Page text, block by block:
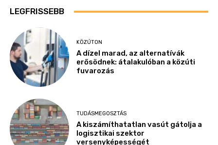
LEGFRISSEBB
KÖZÚTON
A dízel marad, az alternatívák
erősödnek: átalakulóban a közúti
fuvarozás
TUDÁSMEGOSZTÁS
A kiszámíthatatlan vasút gátolja a
logisztikai szektor
versenyképességét